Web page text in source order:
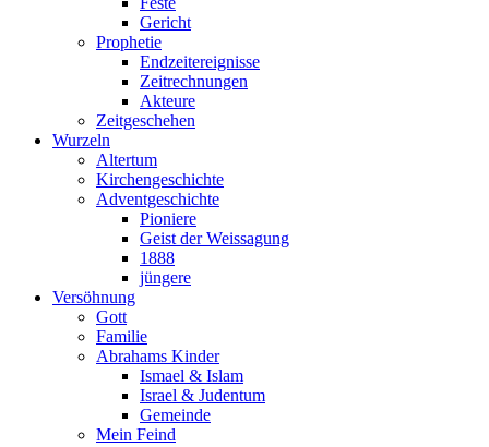
Gericht
Prophetie
Endzeitereignisse
Zeitrechnungen
Akteure
Zeitgeschehen
Wurzeln
Altertum
Kirchengeschichte
Adventgeschichte
Pioniere
Geist der Weissagung
1888
jüngere
Versöhnung
Gott
Familie
Abrahams Kinder
Ismael & Islam
Israel & Judentum
Gemeinde
Mein Feind